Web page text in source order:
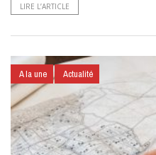
LIRE L’ARTICLE
A la une Actualité